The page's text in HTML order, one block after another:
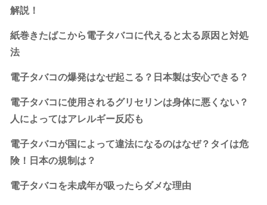
解説！
紙巻きたばこから電子タバコに代えると太る原因と対処
法
電子タバコの爆発はなぜ起こる？日本製は安心できる？
電子タバコに使用されるグリセリンは身体に悪くない？
人によってはアレルギー反応も
電子タバコが国によって違法になるのはなぜ？タイは危
険！日本の規制は？
電子タバコを未成年が吸ったらダメな理由